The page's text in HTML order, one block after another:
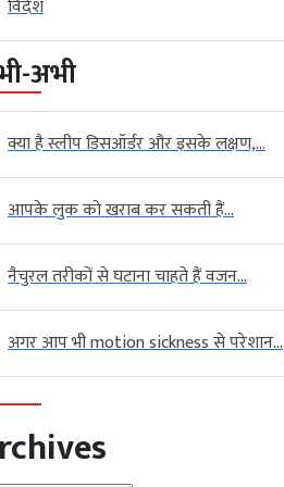
विदेश
अभी
क्या है स्लीप डिसऑर्डर और इसके लक्षण,...
आपके लुक को खराब कर सकती हैं...
नैचुरल तरीकों से घटाना चाहते हैं वजन...
अगर आप भी motion sickness से परेशान...